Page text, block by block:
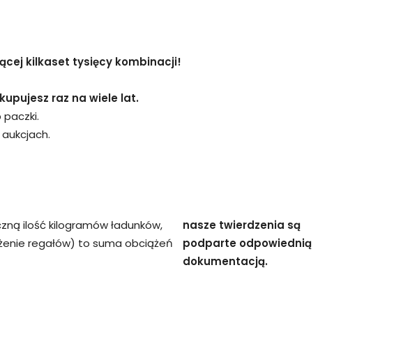
kilkaset tysięcy kombinacji!
kupujesz raz na wiele lat.
ilość kilogramów ładunków,
regałów) to suma obciążeń
nasze twierdzenia są
podparte odpowiednią
dokumentacją.